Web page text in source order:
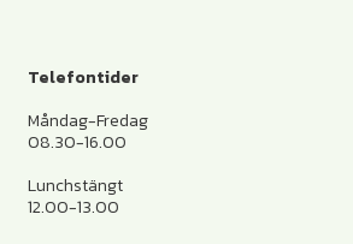
Telefontider
Måndag-Fredag
08.30-16.00
Lunchstängt
12.00-13.00